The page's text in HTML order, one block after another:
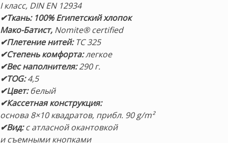
I класс, DIN EN 12934
✔Ткань: 100% Египетский хлопок
Мако-Батист, Nomite® certified
✔Плетение нитей:TC 325
✔Степень комфорта:легкое
✔Вес наполнителя:290 г.
✔TOG:4,5
✔Цвет:белый
✔Кассетная конструкция:
основа 8×10 квадратов, прибл. 90 g/m²
✔Вид:с атласной окантовкой
и съемными кнопками